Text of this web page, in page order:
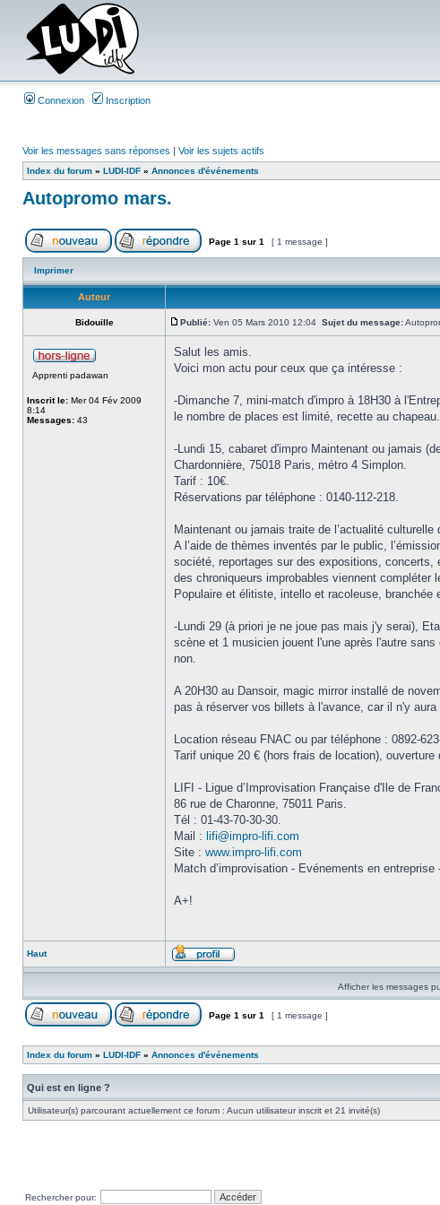
Connexion Inscription
Voir les messages sans réponses | Voir les sujets actifs
Index du forum » LUDI-IDF » Annonces d'événements
Autopromo mars.
Page 1 sur 1 [ 1 message ]
Imprimer
Auteur
Bidouille Publié: Ven 05 Mars 2010 12:04 Sujet du message:
Apprenti padawan
Inscrit le: Mer 04 Fév 2009
8:14
Messages: 43
Salut les amis.
Voici mon actu pour ceux que ça intéresse :
-Dimanche 7, mini-match d'impro à 18H30 à
le nombre de places est limité, recette au chapeau.
-Lundi 15, cabaret d'impro Maintenant ou jamais
Chardonnière, 75018 Paris, métro 4 Simplon.
Tarif : 10€.
Réservations par téléphone : 0140-112-218.
Maintenant ou jamais traite de l’actualité
A l’aide de thèmes inventés par le public,
société, reportages sur des expositions, concerts,
des chroniqueurs improbables viennent
Populaire et élitiste, intello et racoleuse,
-Lundi 29 (à priori je ne joue pas mais j'y serai),
scène et 1 musicien jouent l'une après l'autre
non.
A 20H30 au Dansoir, magic mirror installé de
pas à réserver vos billets à l'avance, car il n'y
Location réseau FNAC ou par téléphone : 0892-
Tarif unique 20 € (hors frais de location),
LIFI - Ligue d’Improvisation Française d'Ile de
86 rue de Charonne, 75011 Paris.
Tél : 01-43-70-30-30.
Mail : lifi@impro-lifi.com
Site : www.impro-lifi.com
Match d’improvisation - Evénements en entreprise
A+!
Haut
Afficher les messages
Page 1 sur 1 [ 1 message ]
Index du forum » LUDI-IDF » Annonces d'événements
Qui est en ligne ?
Utilisateur(s) parcourant actuellement ce forum : Aucun utilisateur inscrit et 21 invité(s)
Rechercher pour: